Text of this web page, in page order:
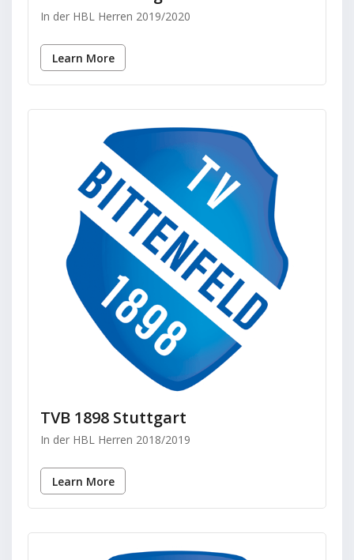
In der HBL Herren 2019/2020
Learn More
TVB 1898 Stuttgart
In der HBL Herren 2018/2019
Learn More